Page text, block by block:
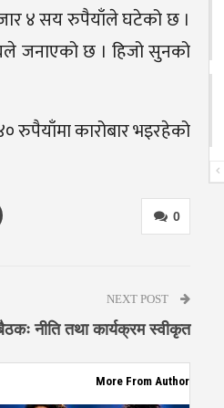
४ सय रुपैयाँले घटेको छ ।
जनाएको छ । हिजो सुनको
कारोबार भइरहेको
0
NEXT POST
नीति तथा कार्यक्रम स्वीकृत
More From Author